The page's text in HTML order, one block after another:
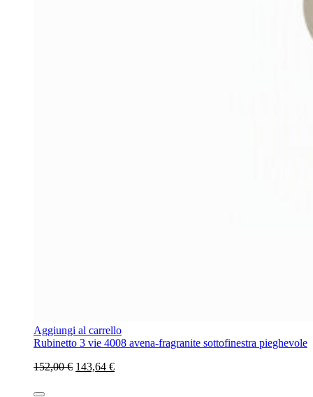
Aggiungi al carrello
Rubinetto 3 vie 4008 avena-fragranite sottofinestra pieghevole
152,00 € 143,64 €